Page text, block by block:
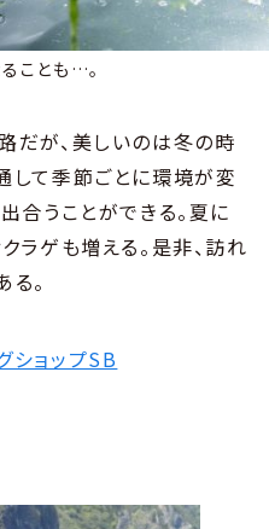
ことも…。
だが、美しいのは冬の時
して季節ごとに環境が変
合うことができる。夏に
ラゲも増える。是非、訪れ
。
ショップSB